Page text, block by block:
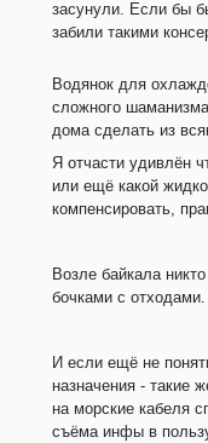
засунули. Если бы
забили такими
Водянок для
сложного
дома сделать из
Я отчасти удивлён
или ещё какой
компенсировать,
Возле байкала
бочками с отходами.
И если ещё не
назначения - такие
на морские кабеля
съёма инфы в